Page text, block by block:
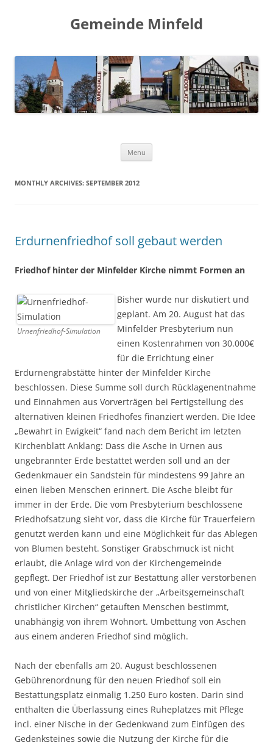
Gemeinde Minfeld
Menu
MONTHLY ARCHIVES: SEPTEMBER 2012
Erdurnenfriedhof soll gebaut werden
Friedhof hinter der Minfelder Kirche nimmt Formen an
Urnenfriedhof-Simulation
Bisher wurde nur diskutiert und
geplant. Am 20. August hat das
Minfelder Presbyterium nun
einen Kostenrahmen von 30.000€
für die Errichtung einer
Erdurnengrabstätte hinter der Minfelder Kirche
beschlossen. Diese Summe soll durch Rücklagenentnahme
und Einnahmen aus Vorverträgen bei Fertigstellung des
alternativen kleinen Friedhofes finanziert werden. Die Idee
„Bewahrt in Ewigkeit“ fand nach dem Bericht im letzten
Kirchenblatt Anklang: Dass die Asche in Urnen aus
ungebrannter Erde bestattet werden soll und an der
Gedenkmauer ein Sandstein für mindestens 99 Jahre an
einen lieben Menschen erinnert. Die Asche bleibt für
immer in der Erde. Die vom Presbyterium beschlossene
Friedhofsatzung sieht vor, dass die Kirche für Trauerfeiern
genutzt werden kann und eine Möglichkeit für das Ablegen
von Blumen besteht. Sonstiger Grabschmuck ist nicht
erlaubt, die Anlage wird von der Kirchengemeinde
gepflegt. Der Friedhof ist zur Bestattung aller verstorbenen
und von einer Mitgliedskirche der „Arbeitsgemeinschaft
christlicher Kirchen“ getauften Menschen bestimmt,
unabhängig von ihrem Wohnort. Umbettung von Aschen
aus einem anderen Friedhof sind möglich.
Nach der ebenfalls am 20. August beschlossenen
Gebührenordnung für den neuen Friedhof soll ein
Bestattungsplatz einmalig 1.250 Euro kosten. Darin sind
enthalten die Überlassung eines Ruheplatzes mit Pflege
incl. einer Nische in der Gedenkwand zum Einfügen des
Gedenksteines sowie die Nutzung der Kirche für die